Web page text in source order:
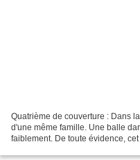
Quatrième de couverture : Dans
d'une même famille. Une balle
faiblement. De toute évidence,